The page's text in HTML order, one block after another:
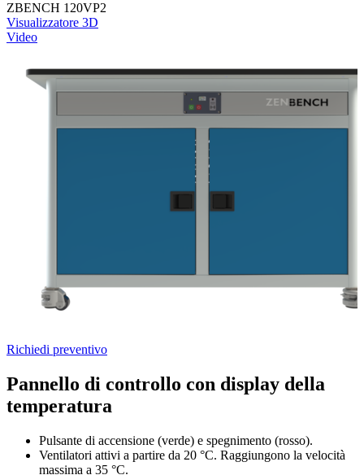
ZBENCH 120VP2
Visualizzatore 3D
Video
Richiedi preventivo
Pannello di controllo con display della
temperatura
Pulsante di accensione (verde) e spegnimento (rosso).
Ventilatori attivi a partire da 20 °C. Raggiungono la velocità
massima a 35 °C.